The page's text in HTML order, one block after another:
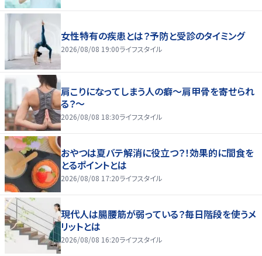
女性特有の疾患とは？予防と受診のタイミング
2026/08/08 19:00ライフスタイル
肩こりになってしまう人の癖～肩甲骨を寄せられ
る？～
2026/08/08 18:30ライフスタイル
おやつは夏バテ解消に役立つ？！効果的に間食を
とるポイントとは
2026/08/08 17:20ライフスタイル
現代人は腸腰筋が弱っている？毎日階段を使うメ
リットとは
2026/08/08 16:20ライフスタイル